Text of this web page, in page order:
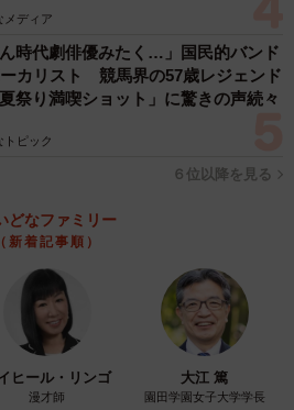
メディア
ん時代劇俳優みたく…」国民的バンド
カリスト 競馬界の57歳レジェンド
祭り満喫ショット」に驚きの声続々
トピック
６位以降を見る
どなファミリー
（新着記事順）
ヒール・リンゴ
漫才師
大江 篤
園田学園女子大学学長